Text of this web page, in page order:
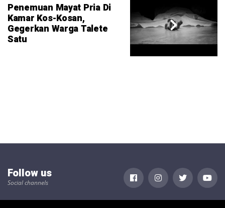
Penemuan Mayat Pria Di
Kamar Kos-Kosan,
Gegerkan Warga Talete
Satu
Follow us
Social channels